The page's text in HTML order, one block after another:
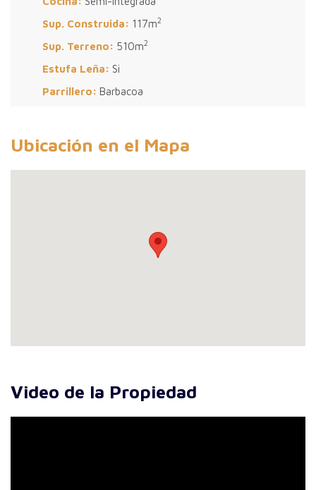
Sup. Construida: 117m2
Sup. Terreno: 510m2
Estufa Leña: Si
Parrillero: Barbacoa
Ubicación en el Mapa
Video de la Propiedad